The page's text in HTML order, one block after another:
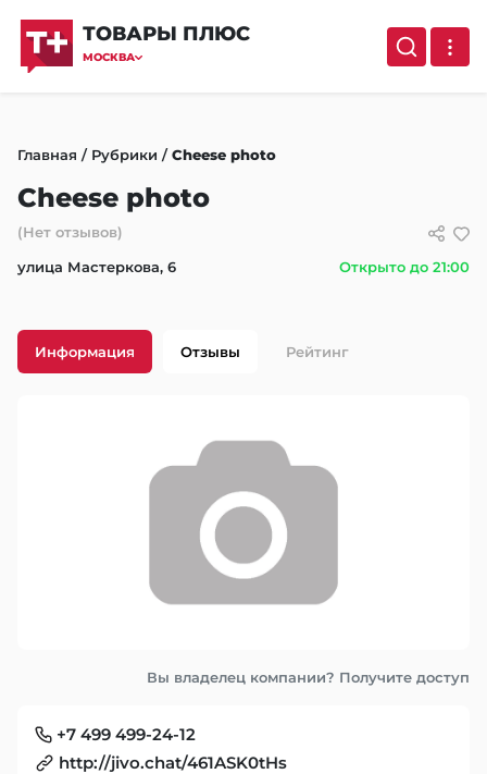
ТОВАРЫ ПЛЮС
МОСКВА
Главная / Рубрики /Cheese photo
Cheese photo
(Нет отзывов)
улица Мастеркова, 6
Открыто до 21:00
Информация Отзывы Рейтинг
Вы владелец компании? Получите доступ
+7 499 499-24-12
http://jivo.chat/461ASK0tHs